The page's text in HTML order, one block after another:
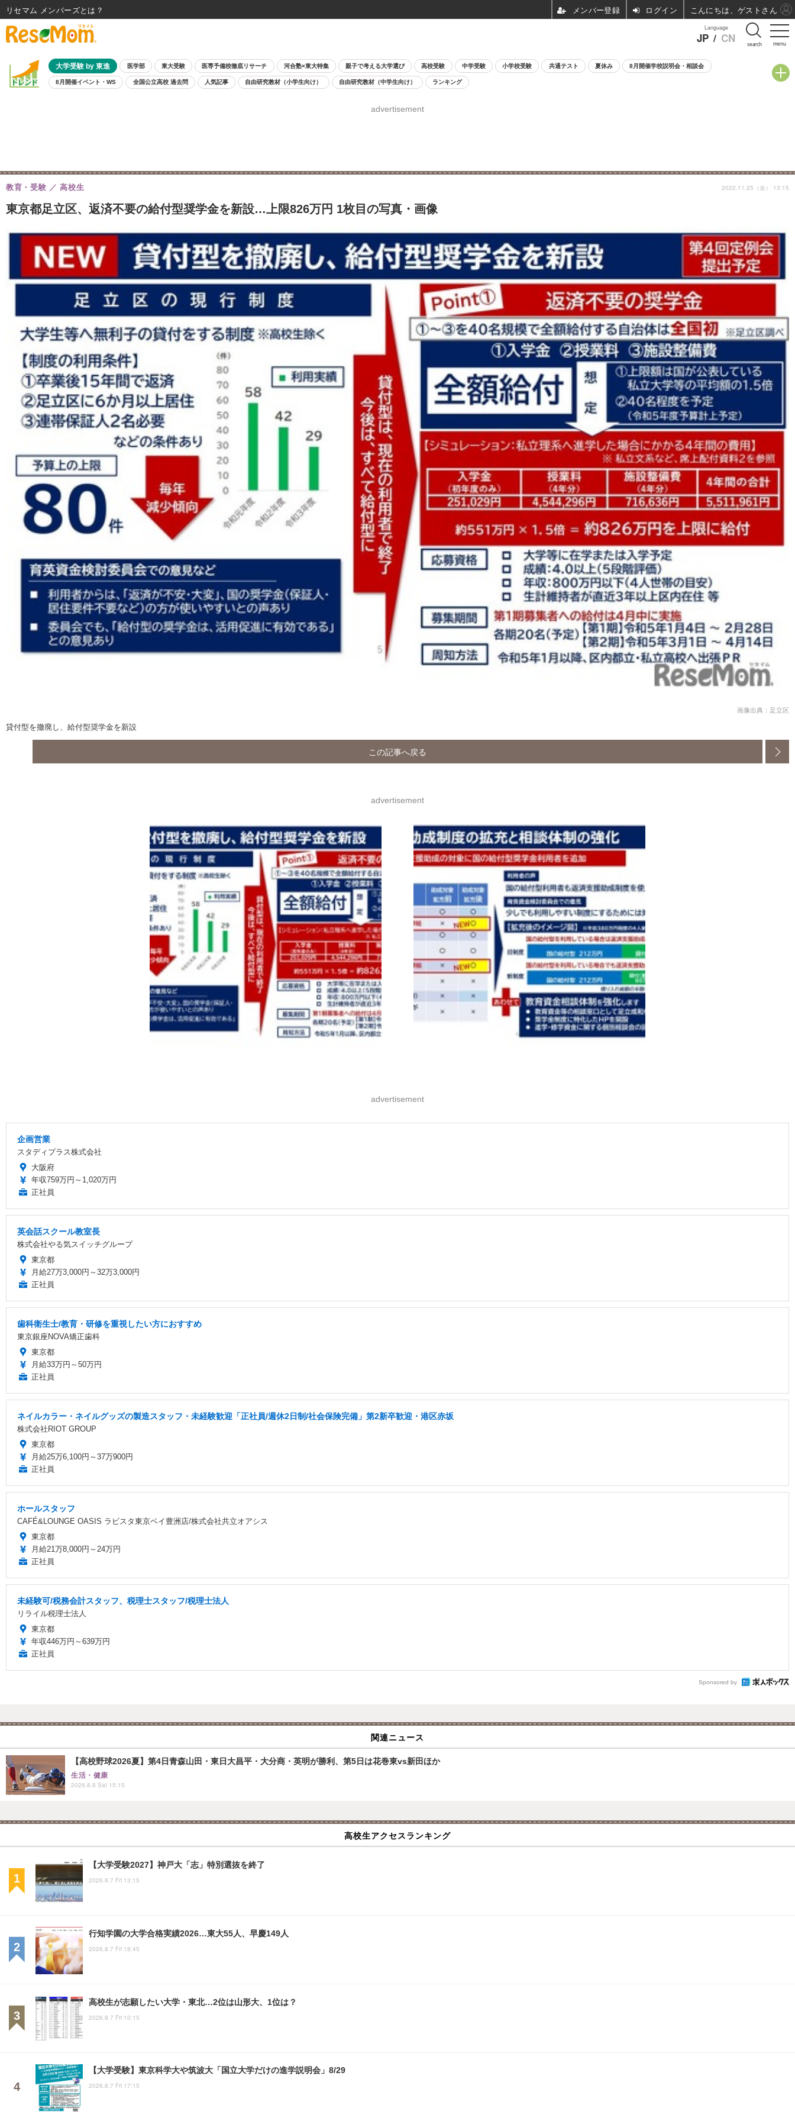
menu
Language
JP / CN search
大学受験 by 東進 医学部 東大受験 医専予備校徹底リサーチ 河合塾×東大特集 親子で考える大学選び 高校受験 中学受験 小学校受験 共通テスト 夏休み 8月開催学校説明会・相談会
8月開催イベント・WS 全国公立高校 過去問 人気記事 自由研究教材（小学生向け） 自由研究教材（中学生向け） ランキング
advertisement
東京都足立区、返済不要の給付型奨学金を新設…上限826万円 1枚目の写真・画像
教育・受験 高校生 2022.11.25（金） 13:15
画像出典：足立区
貸付型を撤廃し、給付型奨学金を新設
この記事へ戻る
advertisement
advertisement
企画営業
スタディプラス株式会社
大阪府
年収759万円～1,020万円
正社員
英会話スクール教室長
株式会社やる気スイッチグループ
東京都
月給27万3,000円～32万3,000円
正社員
歯科衛生士/教育・研修を重視したい方におすすめ
東京銀座NOVA矯正歯科
東京都
月給33万円～50万円
正社員
ネイルカラー・ネイルグッズの製造スタッフ・未経験歓迎「正社員/週休2日制/社会保険完備」第2新卒歓迎・港区赤坂
株式会社RIOT GROUP
東京都
月給25万6,100円～37万900円
正社員
ホールスタッフ
CAFÉ&LOUNGE OASIS ラビスタ東京ベイ豊洲店/株式会社共立オアシス
東京都
月給21万8,000円～24万円
正社員
未経験可/税務会計スタッフ、税理士スタッフ/税理士法人
リライル税理士法人
東京都
年収446万円～639万円
正社員
Sponsored by
関連ニュース
【高校野球2026夏】第4日青森山田・東日大昌平・大分商・英明が勝利、第5日は花巻東vs新田ほか
生活・健康
2026.8.8 Sat 15:15
高校生アクセスランキング
【大学受験2027】神戸大「志」特別選抜を終了
2026.8.7 Fri 13:15
行知学園の大学合格実績2026…東大55人、早慶149人
2026.8.7 Fri 18:45
高校生が志願したい大学・東北…2位は山形大、1位は？
2026.8.7 Fri 10:15
【大学受験】東京科学大や筑波大「国立大学だけの進学説明会」8/29
2026.8.7 Fri 17:15
リセマム メンバーズ ログイン こんにちは、ゲストさん